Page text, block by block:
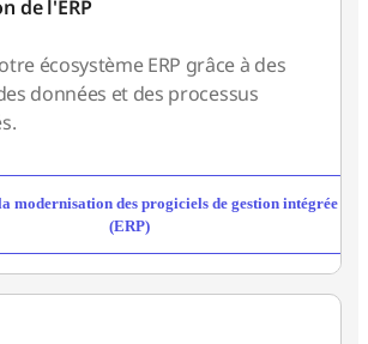
de l'ERP
écosystème ERP grâce à des
données et des processus
modernisation des progiciels de gestion intégrée
(ERP)